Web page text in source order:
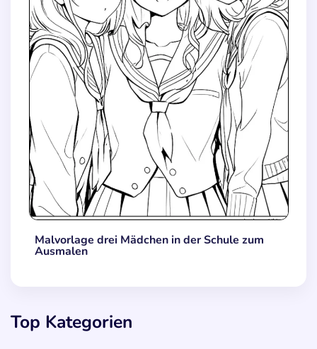
Malvorlage drei Mädchen in der Schule zum
Ausmalen
Top Kategorien